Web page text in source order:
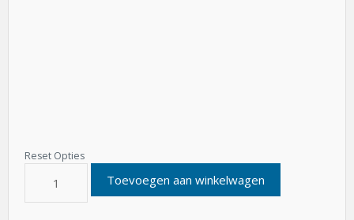
Toevoegen aan winkelwagen